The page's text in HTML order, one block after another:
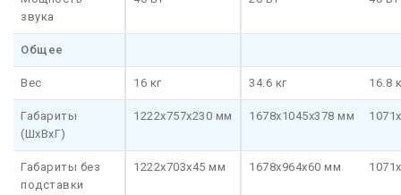
звука
Общее
Вес 16 кг 34.6 кг 16.8
Габариты
(ШхВхГ)
1222x757x230 мм 1678x1045x378 мм
Габариты без
подставки
1222x703x45 мм 1678x964x60 мм